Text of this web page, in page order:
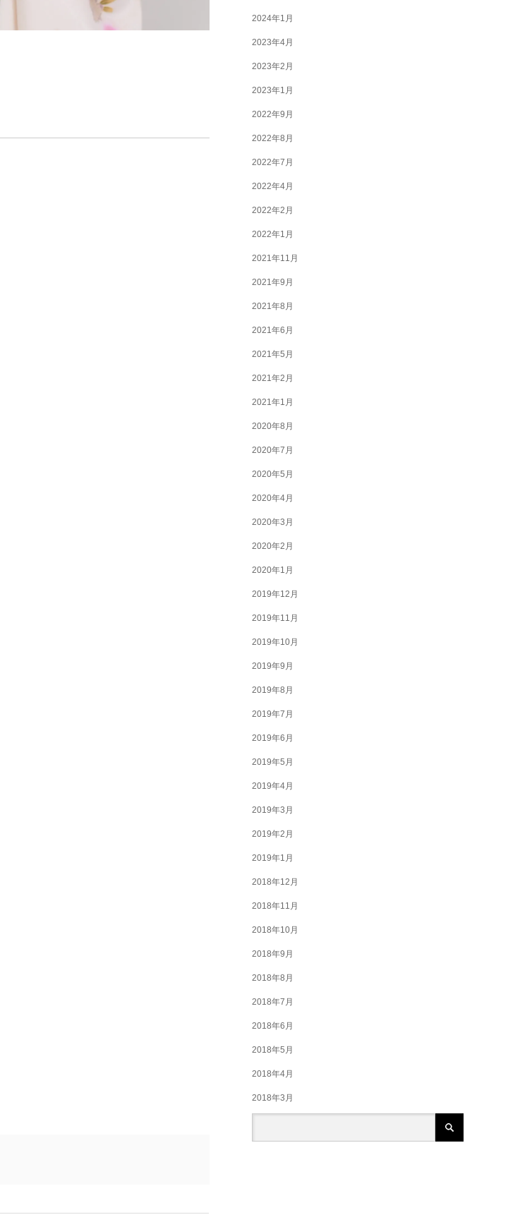
2024年1月
2023年4月
2023年2月
2023年1月
2022年9月
2022年8月
2022年7月
2022年4月
2022年2月
2022年1月
2021年11月
2021年9月
2021年8月
2021年6月
2021年5月
2021年2月
2021年1月
2020年8月
2020年7月
2020年5月
2020年4月
2020年3月
2020年2月
2020年1月
2019年12月
2019年11月
2019年10月
2019年9月
2019年8月
2019年7月
2019年6月
2019年5月
2019年4月
2019年3月
2019年2月
2019年1月
2018年12月
2018年11月
2018年10月
2018年9月
2018年8月
2018年7月
2018年6月
2018年5月
2018年4月
2018年3月